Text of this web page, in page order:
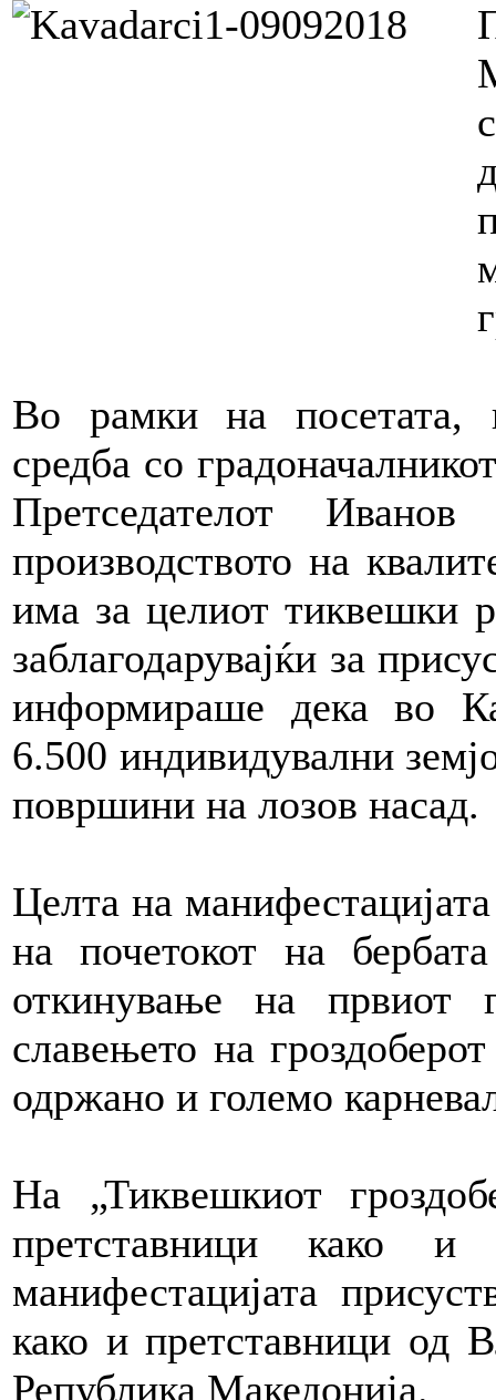
Во рамки на посетата,
средба со
Претседателот
производството на
има за целиот тиквешки
заблагодарувајќи за
информираше дека во
6.500 индивидувални
површини на лозов насад.
Целта на
на почетокот на
откинување на првиот
славењето на
одржано и големо
На „Тиквешкиот
претставници како
манифестацијата
како и претставници од
Република Македонија.